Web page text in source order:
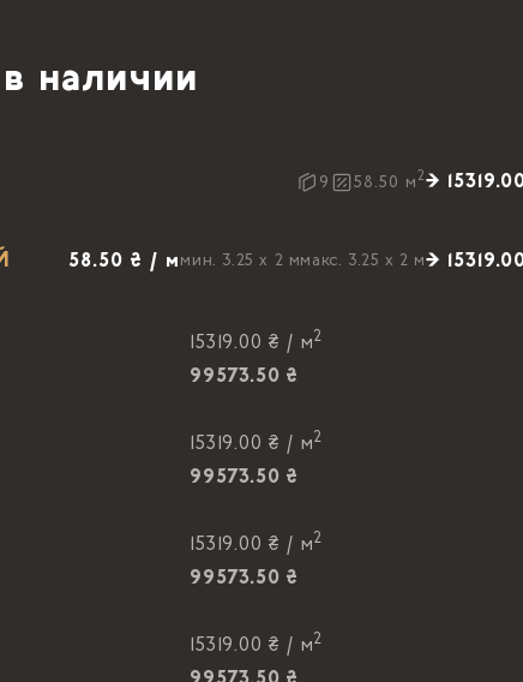
наличии
9 58.50 м2→
58.50 ₴ / м мин. 3.25 x 2 ммакс. 3.25 x 2 м→
15319.00 ₴ / м2
99573.50 ₴
15319.00 ₴ / м2
99573.50 ₴
15319.00 ₴ / м2
99573.50 ₴
15319.00 ₴ / м2